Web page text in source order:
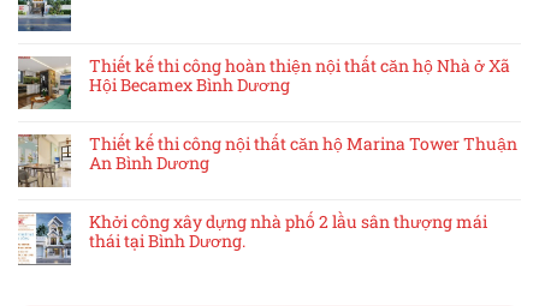
Thiết kế thi công hoàn thiện nội thất căn hộ Nhà ở Xã
Hội Becamex Bình Dương
Thiết kế thi công nội thất căn hộ Marina Tower Thuận
An Bình Dương
Khởi công xây dựng nhà phố 2 lầu sân thượng mái
thái tại Bình Dương.